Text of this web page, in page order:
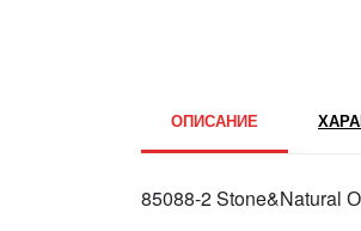
ОПИСАНИЕ
85088-2 Stone&Natural